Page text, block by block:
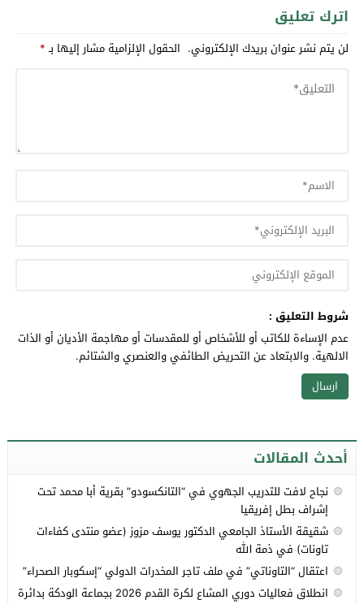
اترك تعليق
لن يتم نشر عنوان بريدك الإلكتروني. الحقول الإلزامية مشار إليها بـ*
شروط التعليق :
عدم الإساءة للكاتب أو للأشخاص أو للمقدسات أو مهاجمة الأديان أو الذات
الالهية. والابتعاد عن التحريض الطائفي والعنصري والشتائم.
أحدث المقالات
نجاح لافت للتدريب الجهوي في “التانكسودو” بقرية أبا محمد تحت
إشراف بطل إفريقيا
شقيقة الأستاذ الجامعي الدكتور يوسف مزوز (عضو منتدى كفاءات
تاونات) في ذمة الله
اعتقال “التاوناتي” في ملف تاجر المخدرات الدولي “إسكوبار الصحراء”
انطلاق فعاليات دوري المشاع لكرة القدم 2026 بجماعة الودكة بدائرة